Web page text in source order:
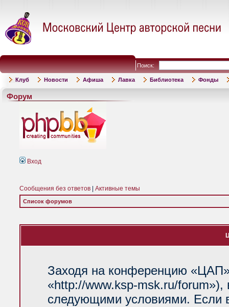
Поиск:
Клуб Новости Афиша Лавка Библиотека Фонды
Форум
Вход
Сообщения без ответов Активные темы
Список форумов
Заходя на конференцию
«http://www.ksp-msk.ru/forum»),
следующими условиями. Если